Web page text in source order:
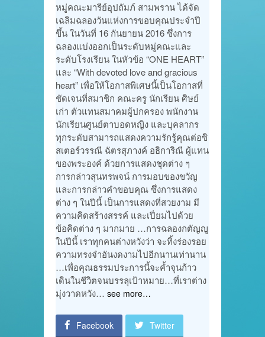
หมู่คณะมารีย์อุปถัมภ์ สามพราน ได้จัด
เฉลิมฉลองวันแห่งการขอบคุณประจำปี
ขึ้น ในวันที่ 16 กันยายน 2016 ซึ่งการ
ฉลองแบ่งออกเป็นระดับหมู่คณะและ
ระดับโรงเรียน ในหัวข้อ “ONE HEART”
และ “With devoted love and gracious
heart” เพื่อให้โอกาสพิเศษนี้เป็นโอกาสที่
ชัดเจนที่สมาชิก คณะครู นักเรียน ศิษย์
เก่า ตัวแทนสมาคมผู้ปกครอง พนักงาน
นักเรียนศูนย์ตาบอดหญิง และบุคลากร
ทุกระดับสามารถแสดงความรักรู้คุณต่อซิ
สเตอร์วรรณี ฉัตรสุภางค์ อธิการิณี ผู้แทน
ของพระองค์ ด้วยการแสดงชุดต่าง ๆ
การกล่าวสุนทรพจน์ การมอบของขวัญ
และการกล่าวคำขอบคุณ ซึ่งการแสดง
ต่าง ๆ ในปีนี้ เป็นการแสดงที่สวยงาม มี
ความคิดสร้างสรรค์ และเปี่ยมไปด้วย
ข้อคิดต่าง ๆ มากมาย …การฉลองกตัญญู
ในปีนี้ เราทุกคนต่างหวังว่า จะทิ้งร่องรอย
ความทรงจำอันงดงามไปอีกนานเท่านาน
…เพื่อคุณธรรมประการนี้จะค้ำจุนก้าว
เดินในชีวิตจนบรรลุเป้าหมาย…ที่เราต่าง
มุ่งวาดหวัง… see more…
Facebook Twitter